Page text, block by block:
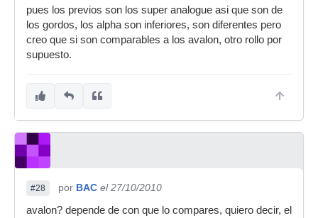
pues los previos son los super analogue asi que son de
los gordos, los alpha son inferiores, son diferentes pero
creo que si son comparables a los avalon, otro rollo por
supuesto.
#28 por BAC el 27/10/2010
avalon? depende de con que lo compares, quiero decir, el